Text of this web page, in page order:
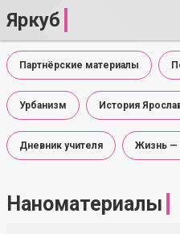
Яркуб
Партнёрские материалы
Урбанизм История
Дневник учителя Жизнь —
Наноматериалы